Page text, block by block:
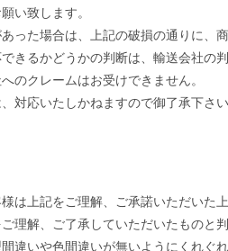
い致します。
った場合は、上記の破損の通りに、
きるかどうかの判断は、輸送会社の
のクレームはお受けできません。
対応いたしかねますので御了承下さい
は上記をご理解、ご承諾いただいた上
理解、ご了承していただいたものと
違いや色間違いが無いようにくれぐ